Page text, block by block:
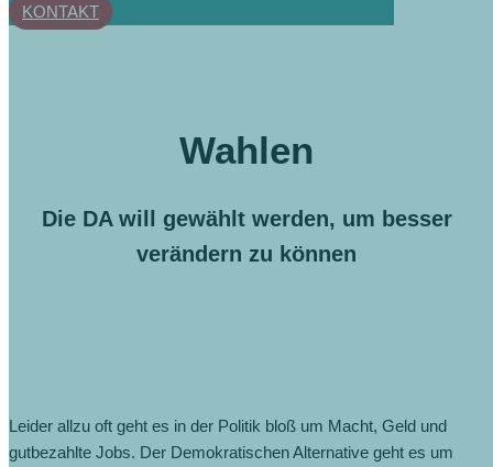
KONTAKT
Wahlen
Die DA will gewählt werden, um besser
verändern zu können
Leider allzu oft geht es in der Politik bloß um Macht, Geld und
gutbezahlte Jobs. Der Demokratischen Alternative geht es um